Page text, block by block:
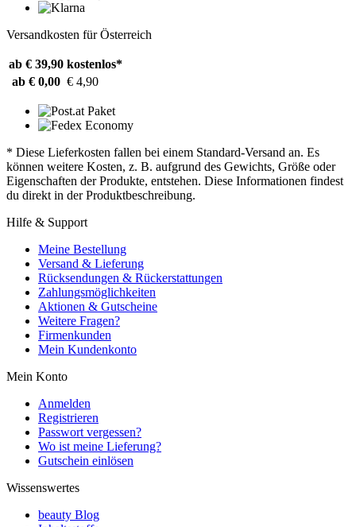
Versandkosten für Österreich
ab € 39,90 kostenlos*
ab € 0,00 € 4,90
* Diese Lieferkosten fallen bei einem Standard-Versand an. Es
können weitere Kosten, z. B. aufgrund des Gewichts, Größe oder
Eigenschaften der Produkte, entstehen. Diese Informationen findest
du direkt in der Produktbeschreibung.
Hilfe & Support
Meine Bestellung
Versand & Lieferung
Rücksendungen & Rückerstattungen
Zahlungsmöglichkeiten
Aktionen & Gutscheine
Weitere Fragen?
Firmenkunden
Mein Kundenkonto
Mein Konto
Anmelden
Registrieren
Passwort vergessen?
Wo ist meine Lieferung?
Gutschein einlösen
Wissenswertes
beauty Blog